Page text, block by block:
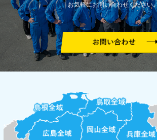
お気軽にお問い合わせください